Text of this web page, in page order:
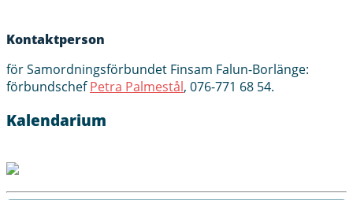
Kontaktperson
för Samordningsförbundet Finsam Falun-Borlänge:
förbundschefPetra Palmestål, 076-771 68 54‬.
Kalendarium